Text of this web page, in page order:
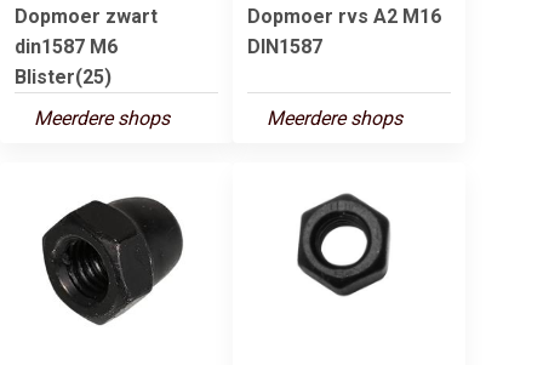
Dopmoer zwart
din1587 M6
Blister(25)
Meerdere shops
Dopmoer rvs A2 M16
DIN1587
Meerdere shops